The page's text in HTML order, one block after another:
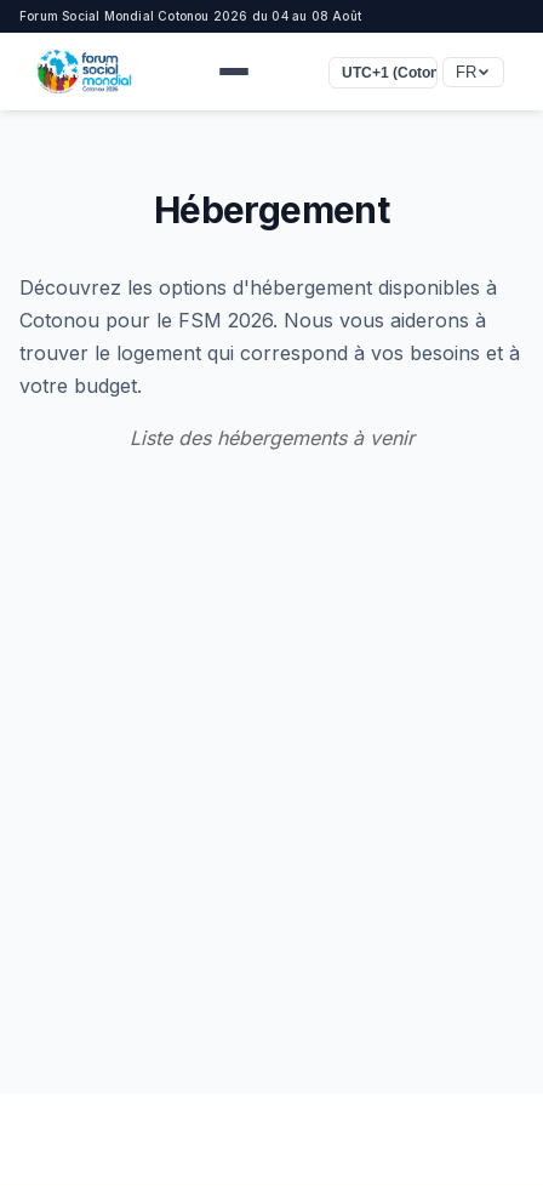
Forum Social Mondial Cotonou 2026 du 04 au 08 Août
UTC+1 (Cotonou, Lagos,
FR
Hébergement
Découvrez les options d'hébergement disponibles à
Cotonou pour le FSM 2026. Nous vous aiderons à
trouver le logement qui correspond à vos besoins et à
votre budget.
Liste des hébergements à venir